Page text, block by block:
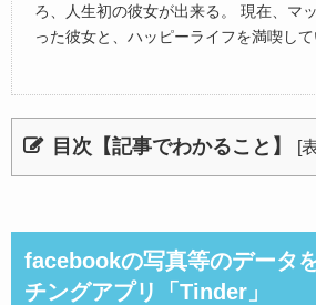
ろ、人生初の彼女が出来る。 現在、マ
った彼女と、ハッピーライフを満喫して
目次【記事でわかること】 [
facebookの写真等のデータ
チングアプリ「Tinder」